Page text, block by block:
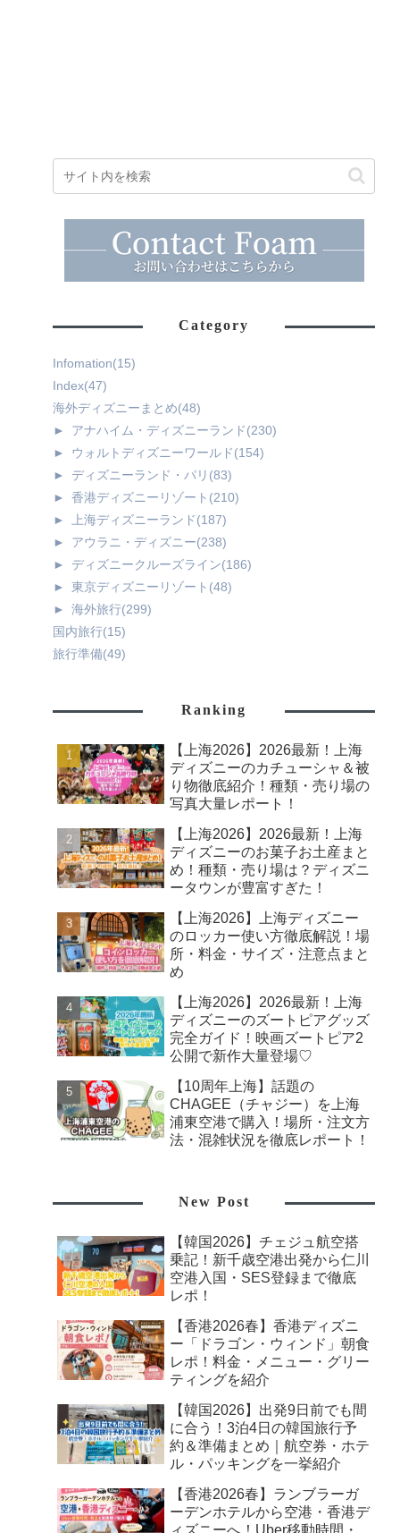
Category
Infomation(15)
Index(47)
海外ディズニーまとめ(48)
►
アナハイム・ディズニーランド(230)
►
ウォルトディズニーワールド(154)
►
ディズニーランド・パリ (83)
►
香港ディズニーリゾート (210)
►
上海ディズニーランド(187)
►
アウラニ・ディズニー(238)
►
ディズニークルーズライン(186)
►
東京ディズニーリゾート (48)
►
海外旅行(299)
国内旅行(15)
旅行準備(49)
Ranking
【上海2026】2026最新！上海
ディズニーのカチューシャ＆被
り物徹底紹介！種類・売り場の
写真大量レポート！
【上海2026】2026最新！上海
ディズニーのお菓子お土産まと
め！種類・売り場は？ディズニ
ータウンが豊富すぎた！
【上海2026】上海ディズニー
のロッカー使い方徹底解説！場
所・料金・サイズ・注意点まと
め
【上海2026】2026最新！上海
ディズニーのズートピアグッズ
完全ガイド！映画ズートピア2
公開で新作大量登場♡
【10周年上海】話題の
CHAGEE（チャジー）を上海
浦東空港で購入！場所・注文方
法・混雑状況を徹底レポート！
New Post
【韓国2026】チェジュ航空搭
乗記！新千歳空港出発から仁川
空港入国・SES登録まで徹底
レポ！
【香港2026春】香港ディズニ
ー「ドラゴン・ウィンド」朝食
レポ！料金・メニュー・グリー
ティングを紹介
【韓国2026】出発9日前でも間
に合う！3泊4日の韓国旅行予
約＆準備まとめ｜航空券・ホテ
ル・パッキングを一挙紹介
【香港2026春】ランブラーガ
ーデンホテルから空港・香港デ
ィズニーへ！Uber移動時間・